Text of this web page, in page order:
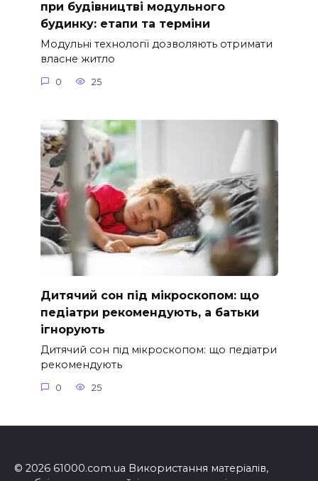
при будівництві модульного
будинку: етапи та терміни
Модульні технології дозволяють отримати
власне житло
0 25
Дитячий сон під мікроскопом: що
педіатри рекомендують, а батьки
ігнорують
Дитячий сон під мікроскопом: що педіатри
рекомендують
0 25
© 2026 61000.com.ua Використання матеріалів,